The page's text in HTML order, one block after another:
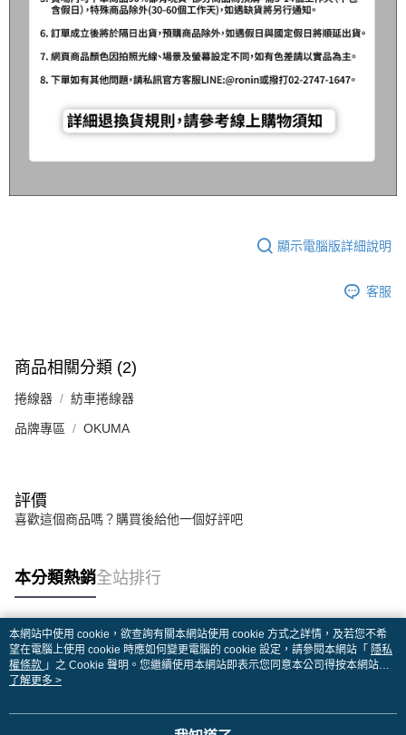
顯示電腦版詳細說明
客服
商品相關分類 (2)
捲線器 紡車捲線器
品牌專區 OKUMA
評價
喜歡這個商品嗎？購買後給他一個好評吧
本分類熱銷全站排行
熱門標籤
本網站中使用 cookie，欲查詢有關本網站使用 cookie 方式之詳情，及若您不希
望在電腦上使用 cookie 時應如何變更電腦的 cookie 設定，請參閱本網站「 隱私
權條款 」之 Cookie 聲明。您繼續使用本網站即表示您同意本公司得按本網站使
用條款之 Cookie 聲明使用 cookie。
了解更多 >